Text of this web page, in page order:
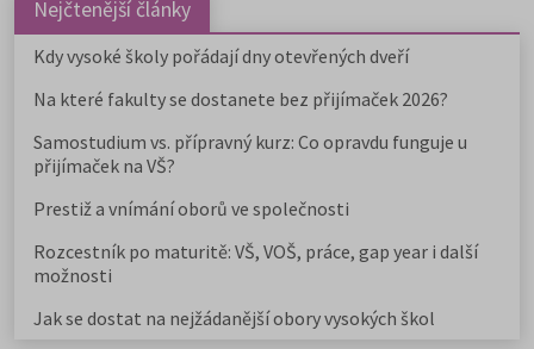
Nejčtenější články
Kdy vysoké školy pořádají dny otevřených dveří
Na které fakulty se dostanete bez přijímaček 2026?
Samostudium vs. přípravný kurz: Co opravdu funguje u
přijímaček na VŠ?
Prestiž a vnímání oborů ve společnosti
Rozcestník po maturitě: VŠ, VOŠ, práce, gap year i další
možnosti
Jak se dostat na nejžádanější obory vysokých škol